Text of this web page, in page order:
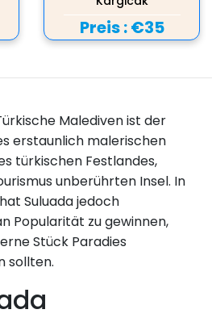
Preis :€35
Malediven ist der
erstaunlich malerischen
türkischen Festlandes,
unberührten Insel. In
Suluada jedoch
Popularität zu gewinnen,
Stück Paradies
sollten.